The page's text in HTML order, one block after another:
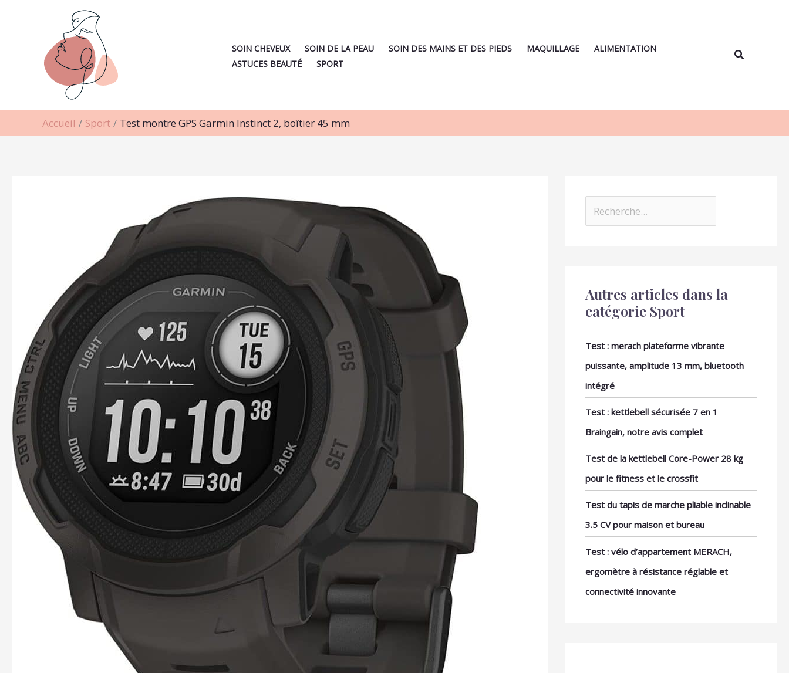
SOIN CHEVEUX SOIN DE LA PEAU SOIN DES MAINS ET DES PIEDS MAQUILLAGE
ALIMENTATION
ASTUCES BEAUTÉ
SPORT
Accueil Sport Test montre GPS Garmin Instinct 2, boîtier 45 mm
Autres articles dans la
catégorie Sport
Test : merach plateforme vibrante
puissante, amplitude 13 mm, bluetooth
intégré
Test : kettlebell sécurisée 7 en 1
Braingain, notre avis complet
Test de la kettlebell Core-Power 28 kg
pour le fitness et le crossfit
Test du tapis de marche pliable inclinable
3.5 CV pour maison et bureau
Test : vélo d’appartement MERACH,
ergomètre à résistance réglable et
connectivité innovante